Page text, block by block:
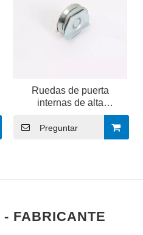
Ruedas de puerta
internas de alta
resistencia para puerta
corrediza de acero
Preguntar
FABRICANTE